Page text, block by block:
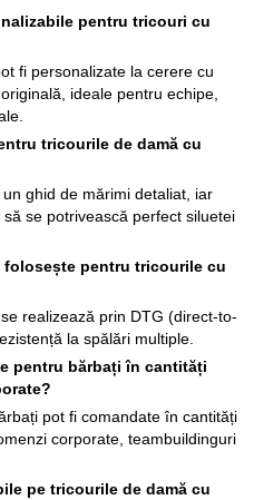
pentru tricouri cu
fi personalizate la cerere cu
ideale pentru echipe,
tricourile de damă cu
ghid de mărimi detaliat, iar
se potrivească perfect siluetei
folosește pentru tricourile cu
realizează prin DTG (direct-to-
la spălări multiple.
pentru bărbați în cantități
pot fi comandate în cantități
corporate, teambuildinguri
pe tricourile de damă cu